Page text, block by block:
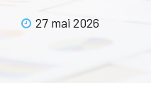
27 mai 2026